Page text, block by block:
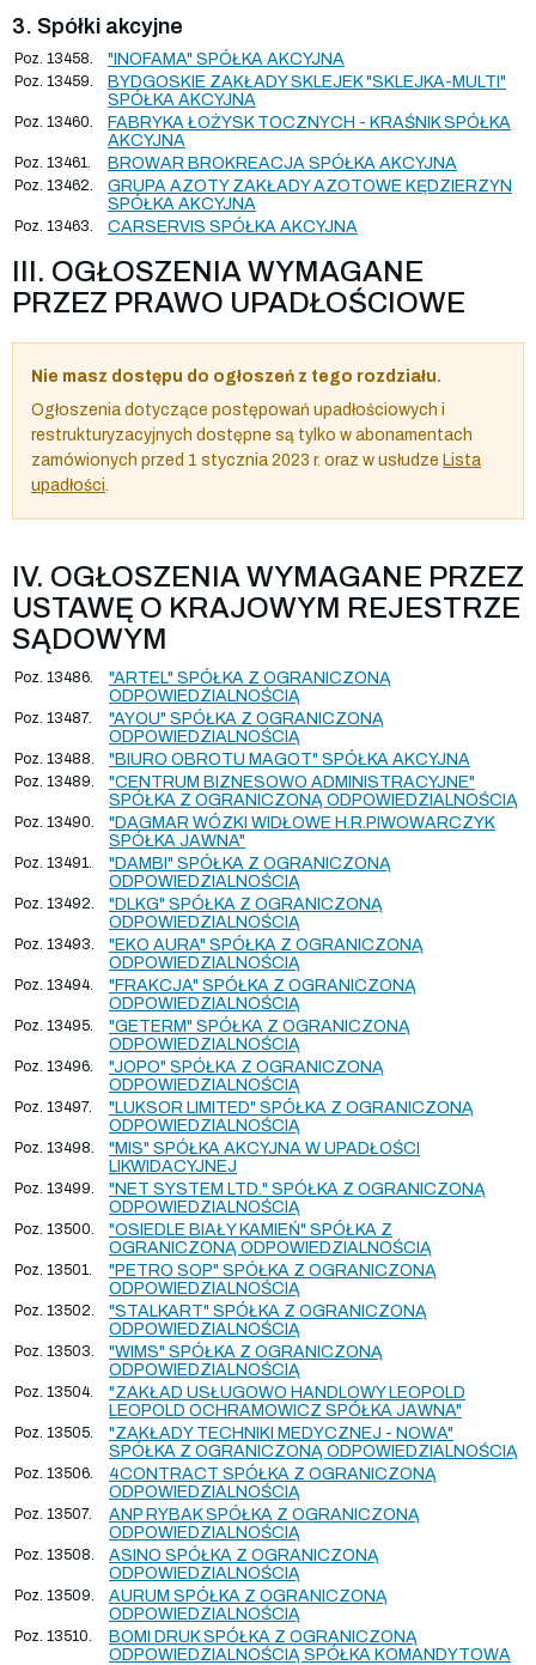
3. Spółki akcyjne
Poz. 13458. "INOFAMA" SPÓŁKA AKCYJNA
Poz. 13459.
BYDGOSKIE ZAKŁADY SKLEJEK "SKLEJKA-MULTI"
SPÓŁKA AKCYJNA
Poz. 13460.
FABRYKA ŁOŻYSK TOCZNYCH - KRAŚNIK SPÓŁKA
AKCYJNA
Poz. 13461. BROWAR BROKREACJA SPÓŁKA AKCYJNA
Poz. 13462.
GRUPA AZOTY ZAKŁADY AZOTOWE KĘDZIERZYN
SPÓŁKA AKCYJNA
Poz. 13463. CARSERVIS SPÓŁKA AKCYJNA
III. OGŁOSZENIA WYMAGANE
PRZEZ PRAWO UPADŁOŚCIOWE
Nie masz dostępu do ogłoszeń z tego rozdziału.
Ogłoszenia dotyczące postępowań upadłościowych i
restrukturyzacyjnych dostępne są tylko w abonamentach
zamówionych przed 1 stycznia 2023 r. oraz w usłudze Lista
upadłości
IV. OGŁOSZENIA WYMAGANE PRZEZ
USTAWĘ O KRAJOWYM REJESTRZE
SĄDOWYM
Poz. 13486.
"ARTEL" SPÓŁKA Z OGRANICZONĄ
ODPOWIEDZIALNOŚCIĄ
Poz. 13487.
"AYOU" SPÓŁKA Z OGRANICZONĄ
ODPOWIEDZIALNOŚCIĄ
Poz. 13488. "BIURO OBROTU MAGOT" SPÓŁKA AKCYJNA
Poz. 13489.
"CENTRUM BIZNESOWO ADMINISTRACYJNE"
SPÓŁKA Z OGRANICZONĄ ODPOWIEDZIALNOŚCIĄ
Poz. 13490.
"DAGMAR WÓZKI WIDŁOWE H.R.PIWOWARCZYK
SPÓŁKA JAWNA"
Poz. 13491.
"DAMBI" SPÓŁKA Z OGRANICZONĄ
ODPOWIEDZIALNOŚCIĄ
Poz. 13492.
"DLKG" SPÓŁKA Z OGRANICZONĄ
ODPOWIEDZIALNOŚCIĄ
Poz. 13493.
"EKO AURA" SPÓŁKA Z OGRANICZONĄ
ODPOWIEDZIALNOŚCIĄ
Poz. 13494.
"FRAKCJA" SPÓŁKA Z OGRANICZONĄ
ODPOWIEDZIALNOŚCIĄ
Poz. 13495.
"GETERM" SPÓŁKA Z OGRANICZONĄ
ODPOWIEDZIALNOŚCIĄ
Poz. 13496.
"JOPO" SPÓŁKA Z OGRANICZONĄ
ODPOWIEDZIALNOŚCIĄ
Poz. 13497.
"LUKSOR LIMITED" SPÓŁKA Z OGRANICZONĄ
ODPOWIEDZIALNOŚCIĄ
Poz. 13498.
"MIS" SPÓŁKA AKCYJNA W UPADŁOŚCI
LIKWIDACYJNEJ
Poz. 13499.
"NET SYSTEM LTD." SPÓŁKA Z OGRANICZONĄ
ODPOWIEDZIALNOŚCIĄ
Poz. 13500.
"OSIEDLE BIAŁY KAMIEŃ" SPÓŁKA Z
OGRANICZONĄ ODPOWIEDZIALNOŚCIĄ
Poz. 13501.
"PETRO SOP" SPÓŁKA Z OGRANICZONĄ
ODPOWIEDZIALNOŚCIĄ
Poz. 13502.
"STALKART" SPÓŁKA Z OGRANICZONĄ
ODPOWIEDZIALNOŚCIĄ
Poz. 13503.
"WIMS" SPÓŁKA Z OGRANICZONĄ
ODPOWIEDZIALNOŚCIĄ
Poz. 13504.
"ZAKŁAD USŁUGOWO HANDLOWY LEOPOLD
LEOPOLD OCHRAMOWICZ SPÓŁKA JAWNA"
Poz. 13505.
"ZAKŁADY TECHNIKI MEDYCZNEJ - NOWA"
SPÓŁKA Z OGRANICZONĄ ODPOWIEDZIALNOŚCIĄ
Poz. 13506.
4CONTRACT SPÓŁKA Z OGRANICZONĄ
ODPOWIEDZIALNOŚCIĄ
Poz. 13507.
ANP RYBAK SPÓŁKA Z OGRANICZONĄ
ODPOWIEDZIALNOŚCIĄ
Poz. 13508.
ASINO SPÓŁKA Z OGRANICZONĄ
ODPOWIEDZIALNOŚCIĄ
Poz. 13509.
AURUM SPÓŁKA Z OGRANICZONĄ
ODPOWIEDZIALNOŚCIĄ
Poz. 13510.
BOMI DRUK SPÓŁKA Z OGRANICZONĄ
ODPOWIEDZIALNOŚCIĄ SPÓŁKA KOMANDYTOWA